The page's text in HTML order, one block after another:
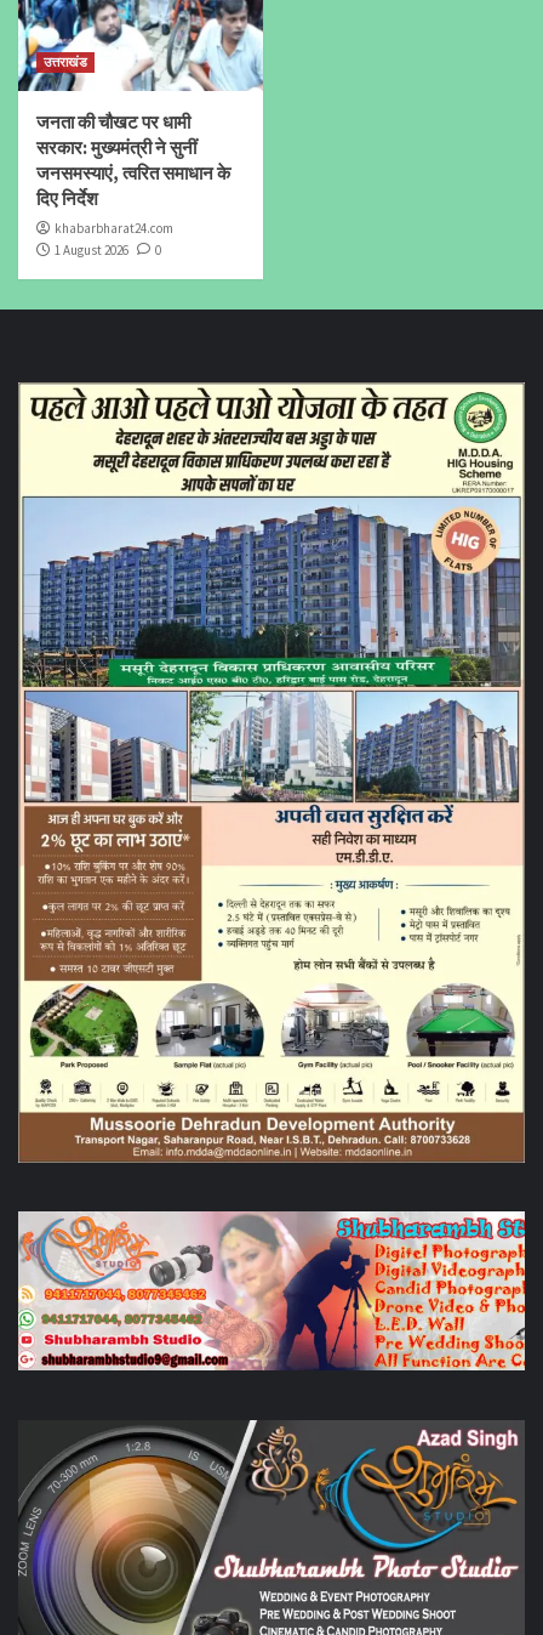
उत्तराखंड
जनता की चौखट पर धामी
सरकार: मुख्यमंत्री ने सुनीं
जनसमस्याएं, त्वरित समाधान के
दिए निर्देश
khabarbharat24.com
1 August 2026
0